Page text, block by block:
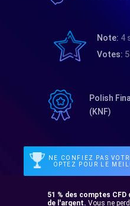
Note: 4
Votes:
Polish
(KNF)
NE CONFIEZ PAS
OPTEZ POUR LE
51 % des comptes
de l'argent. Vous ne